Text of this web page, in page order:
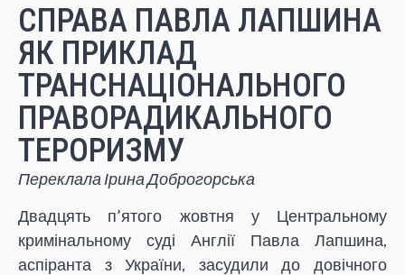
СПРАВА ПАВЛА ЛАПШИНА
ЯК ПРИКЛАД
ТРАНСНАЦІОНАЛЬНОГО
ПРАВОРАДИКАЛЬНОГО
ТЕРОРИЗМУ
Переклала Ірина Доброгорська
Двадцять п’ятого жовтня у Центральному
кримінальному суді Англії Павла Лапшина,
аспіранта з України, засудили до довічного